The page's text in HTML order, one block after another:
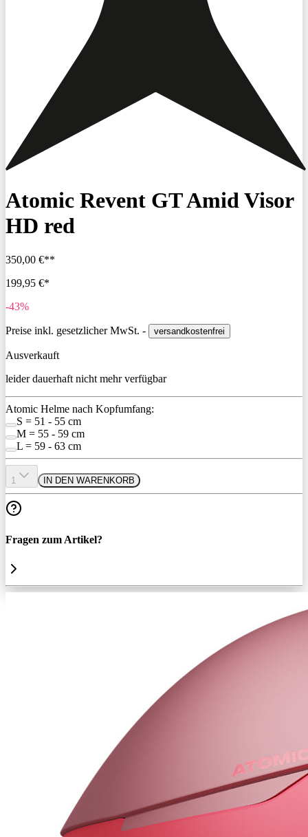
Atomic Revent GT Amid Visor
HD red
350,00 €**
199,95 €*
-43%
Preise inkl. gesetzlicher MwSt. - versandkostenfrei
Ausverkauft
leider dauerhaft nicht mehr verfügbar
Atomic Helme nach Kopfumfang:
S = 51 - 55 cm
M = 55 - 59 cm
L = 59 - 63 cm
1 IN DEN WARENKORB
Fragen zum Artikel?